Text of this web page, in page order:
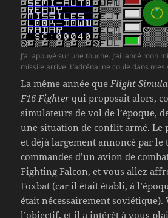
J’ai appuyé sur une touche. J’ai lancé mon
missile arrive. L’adrénaline coule dans mes
La même année que Flight
F16 Fighter qui proposait alors,
simulateurs de vol de l’époque,
une situation de conflit armé. Le
et déjà largement annoncé par le
commandes d’un avion de
Fighting Falcon, et vous allez
Foxbat (car il était établi, à
était nécessairement soviétique).
l’objectif, et il a intérêt à vous